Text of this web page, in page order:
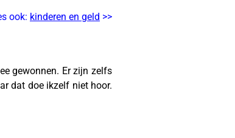
ook: kinderen en geld >>
gewonnen. Er zijn zelfs
dat doe ikzelf niet hoor.